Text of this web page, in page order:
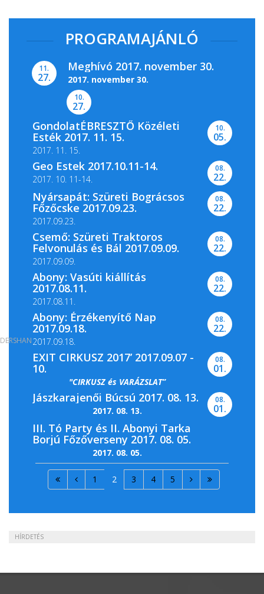
PROGRAMAJÁNLÓ
11.
27.
Meghívó 2017. november 30.
2017. november 30.
A Magyar Nemzeti Levéltár Pest Megyei
Levéltára, valamint a...
10.
27.
GondolatÉBRESZTŐ Közéleti
Esték 2017. 11. 15.
2017. 11. 15.
10.
05.
Geo Estek 2017.10.11-14.
2017. 10. 11-14.
08.
22.
Nyársapát: Szüreti Bográcsos
Főzőcske 2017.09.23.
2017.09.23.
08.
22.
Csemő: Szüreti Traktoros
Felvonulás és Bál 2017.09.09.
2017.09.09.
08.
22.
Abony: Vasúti kiállítás
2017.08.11.
2017.08.11.
08.
22.
Abony: Érzékenyítő Nap
2017.09.18.
2017.09.18.
08.
22.
EXIT CIRKUSZ 2017’ 2017.09.07 -
10.
"CIRKUSZ és VARÁZSLAT”
08.
01.
Jászkarajenői Búcsú 2017. 08. 13.
2017. 08. 13.
08.
01.
III. Tó Party és II. Abonyi Tarka
Borjú Főzőverseny 2017. 08. 05.
2017. 08. 05.
1 2 3 4 5
HÍRDETÉS
DERSHAN